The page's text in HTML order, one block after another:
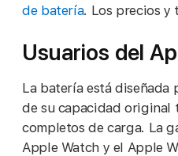
de batería. Los precios y
Usuarios del
La batería está diseñada
de su capacidad original
completos de carga. La
Apple Watch y el Apple